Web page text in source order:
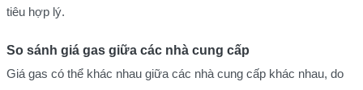
tiêu hợp lý.
So sánh giá gas giữa các nhà cung cấp
Giá gas có thể khác nhau giữa các nhà cung cấp khác nhau, do